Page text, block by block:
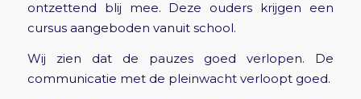
ontzettend blij mee. Deze ouders krijgen een
cursus aangeboden vanuit school.
Wij zien dat de pauzes goed verlopen. De
communicatie met de pleinwacht verloopt goed.